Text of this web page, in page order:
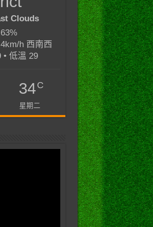
Clouds
h 西南西
• 低溫 29
34C
星期二